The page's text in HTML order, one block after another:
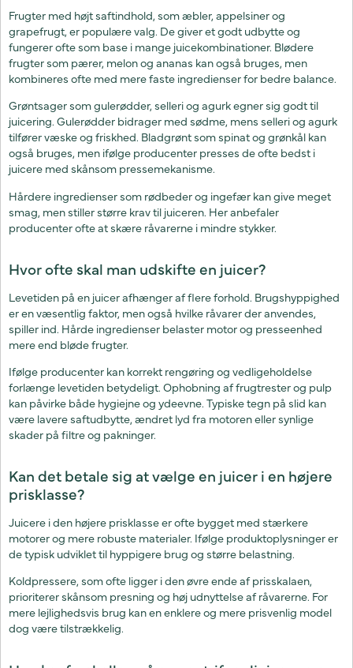
Frugter med højt saftindhold, som æbler, appelsiner og
grapefrugt, er populære valg. De giver et godt udbytte og
fungerer ofte som base i mange juicekombinationer. Blødere
frugter som pærer, melon og ananas kan også bruges, men
kombineres ofte med mere faste ingredienser for bedre balance.
Grøntsager som gulerødder, selleri og agurk egner sig godt til
juicering. Gulerødder bidrager med sødme, mens selleri og agurk
tilfører væske og friskhed. Bladgrønt som spinat og grønkål kan
også bruges, men ifølge producenter presses de ofte bedst i
juicere med skånsom pressemekanisme.
Hårdere ingredienser som rødbeder og ingefær kan give meget
smag, men stiller større krav til juiceren. Her anbefaler
producenter ofte at skære råvarerne i mindre stykker.
Hvor ofte skal man udskifte en juicer?
Levetiden på en juicer afhænger af flere forhold. Brugshyppighed
er en væsentlig faktor, men også hvilke råvarer der anvendes,
spiller ind. Hårde ingredienser belaster motor og presseenhed
mere end bløde frugter.
Ifølge producenter kan korrekt rengøring og vedligeholdelse
forlænge levetiden betydeligt. Ophobning af frugtrester og pulp
kan påvirke både hygiejne og ydeevne. Typiske tegn på slid kan
være lavere saftudbytte, ændret lyd fra motoren eller synlige
skader på filtre og pakninger.
Kan det betale sig at vælge en juicer i en højere
prisklasse?
Juicere i den højere prisklasse er ofte bygget med stærkere
motorer og mere robuste materialer. Ifølge produktoplysninger er
de typisk udviklet til hyppigere brug og større belastning.
Koldpressere, som ofte ligger i den øvre ende af prisskalaen,
prioriterer skånsom presning og høj udnyttelse af råvarerne. For
mere lejlighedsvis brug kan en enklere og mere prisvenlig model
dog være tilstrækkelig.